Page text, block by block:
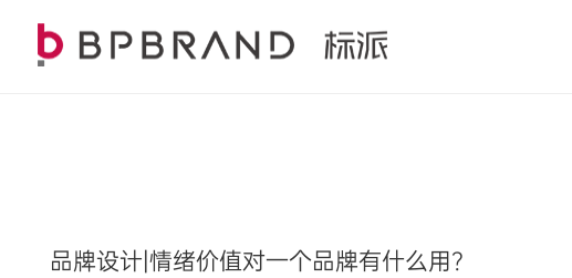
品牌设计|情绪价值对一个品牌有什么用？